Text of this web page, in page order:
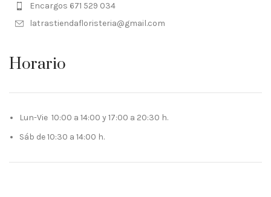
Encargos 671 529 034
latrastiendafloristeria@gmail.com
Horario
Lun-Vie 10:00 a 14:00 y 17:00 a 20:30 h.
Sáb de 10:30 a 14:00 h.